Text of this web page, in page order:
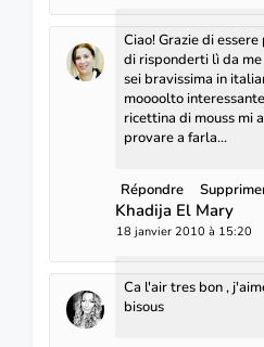
Ciao! Grazie di
di risponderti lì da me
sei bravissima in
moooolto
ricettina di mouss mi
provare a farla...
Répondre
Khadija El Mary
18 janvier 2010 à 15:20
Ca l'air tres bon ,
bisous